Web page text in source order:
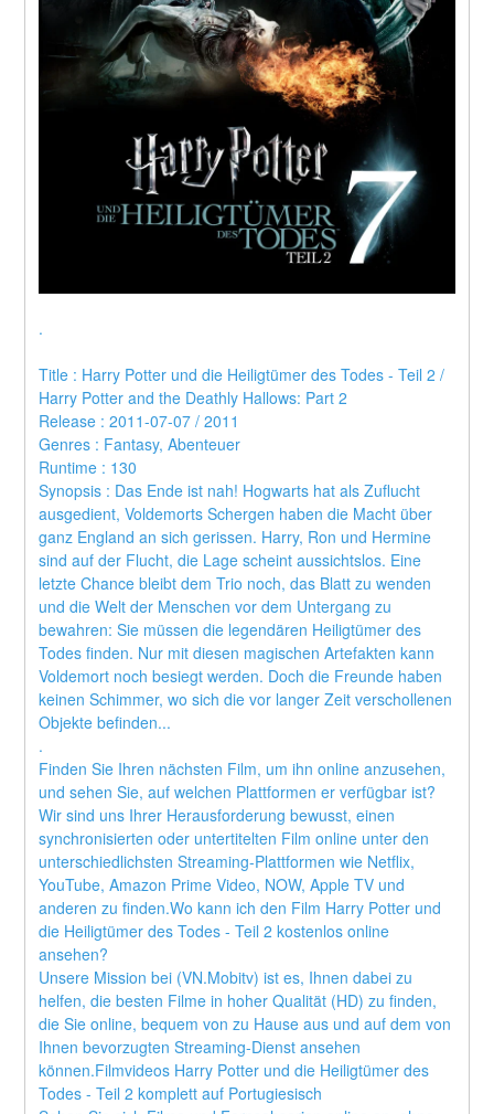
.
Title : Harry Potter und die Heiligtümer des Todes - Teil 2 /
Harry Potter and the Deathly Hallows: Part 2
Release : 2011-07-07 / 2011
Genres : Fantasy, Abenteuer
Runtime : 130
Synopsis : Das Ende ist nah! Hogwarts hat als Zuflucht
ausgedient, Voldemorts Schergen haben die Macht über
ganz England an sich gerissen. Harry, Ron und Hermine
sind auf der Flucht, die Lage scheint aussichtslos. Eine
letzte Chance bleibt dem Trio noch, das Blatt zu wenden
und die Welt der Menschen vor dem Untergang zu
bewahren: Sie müssen die legendären Heiligtümer des
Todes finden. Nur mit diesen magischen Artefakten kann
Voldemort noch besiegt werden. Doch die Freunde haben
keinen Schimmer, wo sich die vor langer Zeit verschollenen
Objekte befinden...
.
Finden Sie Ihren nächsten Film, um ihn online anzusehen,
und sehen Sie, auf welchen Plattformen er verfügbar ist?
Wir sind uns Ihrer Herausforderung bewusst, einen
synchronisierten oder untertitelten Film online unter den
unterschiedlichsten Streaming-Plattformen wie Netflix,
YouTube, Amazon Prime Video, NOW, Apple TV und
anderen zu finden.Wo kann ich den Film Harry Potter und
die Heiligtümer des Todes - Teil 2 kostenlos online
ansehen?
Unsere Mission bei (VN.Mobitv) ist es, Ihnen dabei zu
helfen, die besten Filme in hoher Qualität (HD) zu finden,
die Sie online, bequem von zu Hause aus und auf dem von
Ihnen bevorzugten Streaming-Dienst ansehen
können.Filmvideos Harry Potter und die Heiligtümer des
Todes - Teil 2 komplett auf Portugiesisch